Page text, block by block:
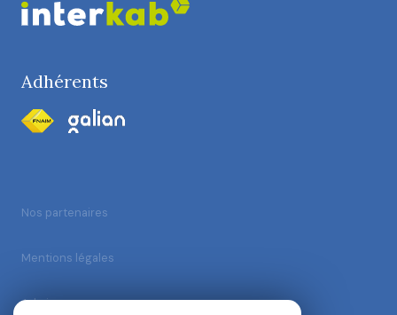
Adhérents
Nos partenaires
Mentions légales
Admin